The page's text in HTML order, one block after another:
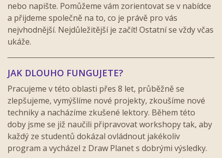
nebo napište. Pomůžeme vám zorientovat se v nabídce
a přijdeme společně na to, co je právě pro vás
nejvhodnější. Nejdůležitější je začít! Ostatní se vždy včas
ukáže.
JAK DLOUHO FUNGUJETE?
Pracujeme v této oblasti přes 8 let, průběžně se
zlepšujeme, vymýšlíme nové projekty, zkoušíme nové
techniky a nacházíme zkušené lektory. Během této
doby jsme se již naučili připravovat workshopy tak, aby
každý ze studentů dokázal ovládnout jakékoliv
program a vycházel z Draw Planet s dobrými výsledky.